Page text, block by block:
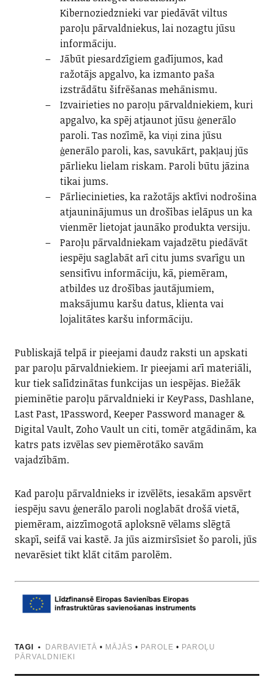
Kibernoziedznieki var piedāvāt viltus
paroļu pārvaldniekus, lai nozagtu jūsu
informāciju.
Jābūt piesardzīgiem gadījumos, kad
ražotājs apgalvo, ka izmanto paša
izstrādātu šifrēšanas mehānismu.
Izvairieties no paroļu pārvaldniekiem, kuri
apgalvo, ka spēj atjaunot jūsu ģenerālo
paroli. Tas nozīmē, ka viņi zina jūsu
ģenerālo paroli, kas, savukārt, pakļauj jūs
pārlieku lielam riskam. Paroli būtu jāzina
tikai jums.
Pārliecinieties, ka ražotājs aktīvi nodrošina
atjauninājumus un drošības ielāpus un ka
vienmēr lietojat jaunāko produkta versiju.
Paroļu pārvaldniekam vajadzētu piedāvāt
iespēju saglabāt arī citu jums svarīgu un
sensitīvu informāciju, kā, piemēram,
atbildes uz drošības jautājumiem,
maksājumu karšu datus, klienta vai
lojalitātes karšu informāciju.
Publiskajā telpā ir pieejami daudz raksti un apskati
par paroļu pārvaldniekiem. Ir pieejami arī materiāli,
kur tiek salīdzinātas funkcijas un iespējas. Biežāk
pieminētie paroļu pārvaldnieki ir KeyPass, Dashlane,
Last Past, 1Password, Keeper Password manager &
Digital Vault, Zoho Vault un citi, tomēr atgādinām, ka
katrs pats izvēlas sev piemērotāko savām
vajadzībām.
Kad paroļu pārvaldnieks ir izvēlēts, iesakām apsvērt
iespēju savu ģenerālo paroli noglabāt drošā vietā,
piemēram, aizzīmogotā aploksnē vēlams slēgtā
skapī, seifā vai kastē. Ja jūs aizmirsīsiet šo paroli, jūs
nevarēsiet tikt klāt citām parolēm.
TAGI DARBAVIETĀ • MĀJĀS • PAROLE • PAROĻU
PĀRVALDNIEKI